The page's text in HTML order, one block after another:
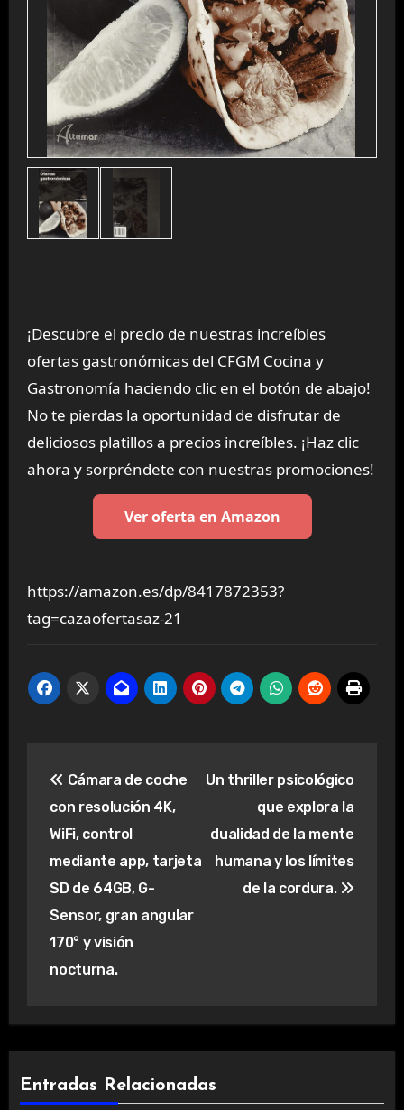
¡Descubre el precio de nuestras increíbles
ofertas gastronómicas del CFGM Cocina y
Gastronomía haciendo clic en el botón de abajo!
No te pierdas la oportunidad de disfrutar de
deliciosos platillos a precios increíbles. ¡Haz clic
ahora y sorpréndete con nuestras promociones!
Ver oferta en Amazon
https://amazon.es/dp/8417872353?
tag=cazaofertasaz-21
de
entradas
Cámara de coche
con resolución 4K,
WiFi, control
mediante app, tarjeta
SD de 64GB, G-
Sensor, gran angular
170° y visión
nocturna.
Un thriller psicológico
que explora la
dualidad de la mente
humana y los límites
de la cordura.
Entradas Relacionadas